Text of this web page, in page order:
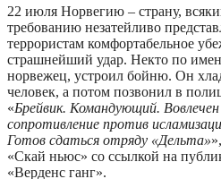
22 июля Норвегию – страну,
требованию незатейливо
террористам комфортабельное
страшнейший удар. Некто по
норвежец, устроил бойню. Он
человек, а потом позвонил в
«Брейвик. Командующий.
сопротивление против
Готов сдаться отряду «Дельта»
«Скай ньюс» со ссылкой на
«Верденс ганг».